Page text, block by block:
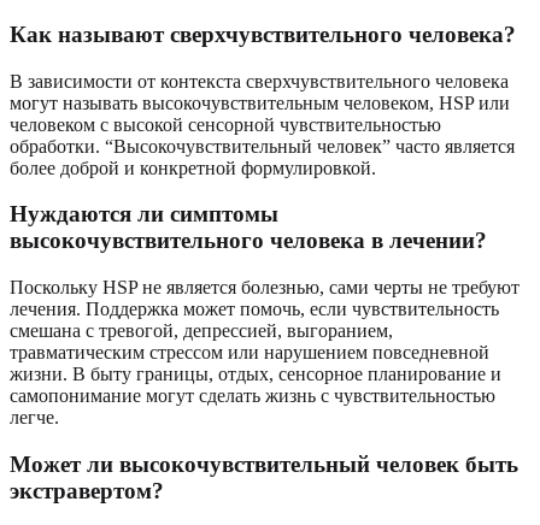
Как называют сверхчувствительного человека?
В зависимости от контекста сверхчувствительного человека
могут называть высокочувствительным человеком, HSP или
человеком с высокой сенсорной чувствительностью
обработки. “Высокочувствительный человек” часто является
более доброй и конкретной формулировкой.
Нуждаются ли симптомы
высокочувствительного человека в лечении?
Поскольку HSP не является болезнью, сами черты не требуют
лечения. Поддержка может помочь, если чувствительность
смешана с тревогой, депрессией, выгоранием,
травматическим стрессом или нарушением повседневной
жизни. В быту границы, отдых, сенсорное планирование и
самопонимание могут сделать жизнь с чувствительностью
легче.
Может ли высокочувствительный человек быть
экстравертом?